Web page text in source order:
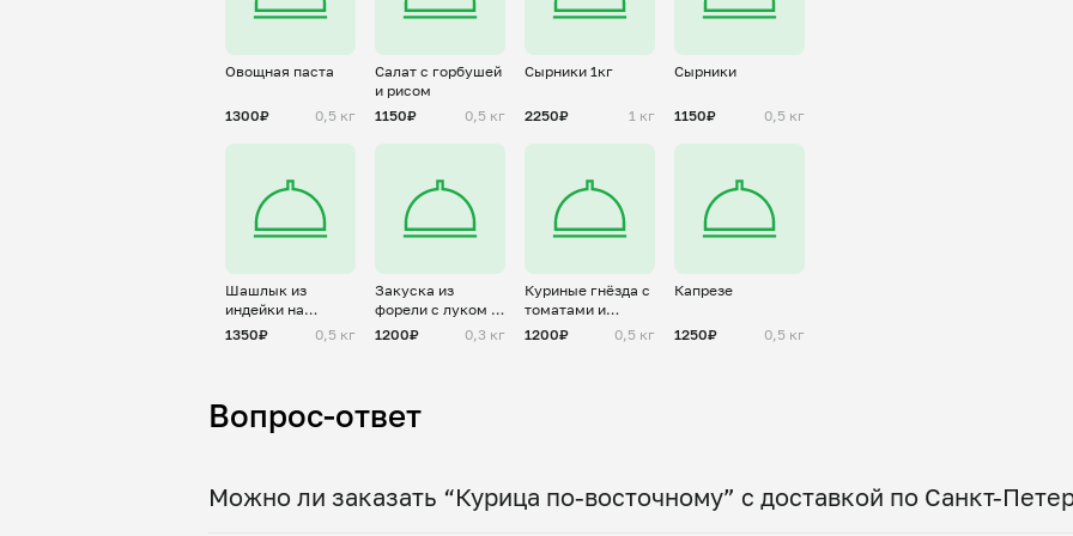
Овощная паста
1300₽ 0,5 кг
Салат с горбушей
и рисом
1150₽
0,5 кг
Сырники 1кг
2250₽ 1 кг
Сырники
1150₽ 0,5 кг
Шашлык из
индейки на
шпажках
1350₽ 0,5 кг
Закуска из
форели с луком и
укропом
1200₽ 0,3 кг
Куриные гнёзда с
томатами и
сыром
1200₽ 0,5 кг
Капрезе
1250₽ 0,5 кг
Вопрос-ответ
Можно ли заказать “Курица по-восточному” с доставкой по Санкт-